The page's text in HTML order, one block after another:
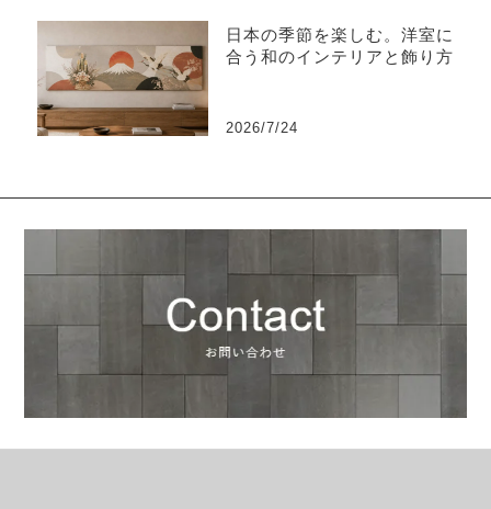
日本の季節を楽しむ。洋室に
合う和のインテリアと飾り方
2026/7/24